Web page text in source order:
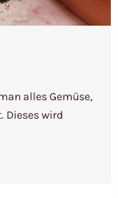
alles Gemüse,
Dieses wird